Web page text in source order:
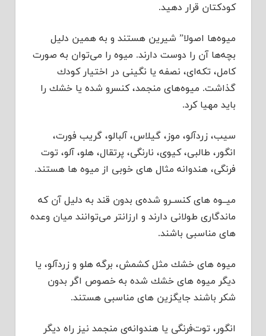
كودكتان قرار دهید.
میوه‌ها اصولا” شیرین هستند و به همین دلیل
بچه‌ها آن را دوست دارند. میوه را می‌توان به صورت
كامل، تكه‌ای، نصفه یا نگینی در اختیار كودك
گذاشت. میوه‌های منجمد، كنسرو شده یا خشك را
باید مهیا كرد.
سیب، زردآلو، موز، گیلاس، آلبالو، گریب فورت،
انگور، طالبی، كیوی، نارنگی، پرتقال، هلو، آلو، توت
فرنگی، هندوانه مثال های خوبی از میوه ها هستند.
میــوه های كنســرو شده‌ی بدون قند به دلیل آن كه
ماندگاری طولانی دارند و ارزانتر می‌توانند میان وعده
های مناسبی باشند.
میوه های خشك مثل كشمش، برگه هلو و زردآلو، یا
دیگر میوه های خشك شده به خصوص اگر بدون
شكر باشند جایگزین های مناسبی هستند.
انگور، توت‌فرنگی یا هندوانه‌ی منجمد نیز راه دیگر